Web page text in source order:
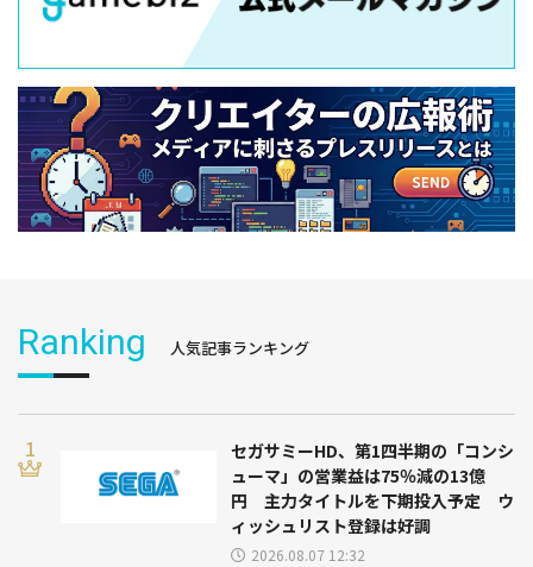
Ranking 人気記事ランキング
セガサミーHD、第1四半期の「コンシ
ューマ」の営業益は75％減の13億
円 主力タイトルを下期投入予定 ウ
ィッシュリスト登録は好調
2026.08.07 12:32